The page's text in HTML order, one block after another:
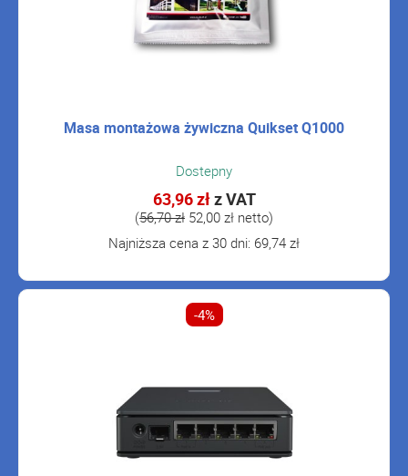
Masa montażowa żywiczna Quikset Q1000
Dostepny
63,96 złz VAT
(56,70 zł 52,00 zł netto)
Najniższa cena z 30 dni: 69,74 zł
-4%